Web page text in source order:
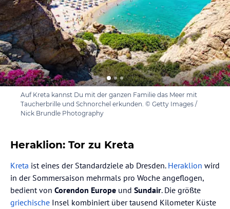
Auf Kreta kannst Du mit der ganzen Familie das Meer mit
Taucherbrille und Schnorchel erkunden. © Getty Images /
Nick Brundle Photography
Heraklion: Tor zu Kreta
Kreta ist eines der Standardziele ab Dresden. Heraklion wird
in der Sommersaison mehrmals pro Woche angeflogen,
bedient von Corendon Europe und Sundair. Die größte
griechische Insel kombiniert über tausend Kilometer Küste